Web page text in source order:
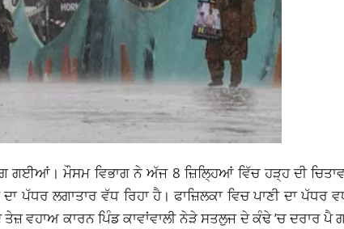
ਗਈਆਂ। ਮੌਸਮ ਵਿਭਾਗ ਨੇ ਅੱਜ 8 ਜ਼ਿਲ੍ਹਿਆਂ ਵਿੱਚ ਹੜ੍ਹ ਦੀ
ਪੱਧਰ ਲਗਾਤਾਰ ਵੱਧ ਰਿਹਾ ਹੈ। ਫਾਜ਼ਿਲਕਾ ਵਿਚ ਪਾਣੀ ਦਾ ਪੱਧਰ
ਵਹਾਅ ਕਾਰਨ ਪਿੰਡ ਕਾਵਾਂਵਾਲੀ ਨੇੜੇ ਸਤਲੁਜ ਦੇ ਕੰਢੇ ’ਚ ਦਰਾਰ ਪੈ